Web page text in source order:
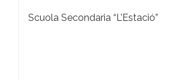
Scuola Secondaria “L’Estació”